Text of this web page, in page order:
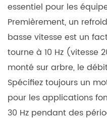
essentiel pour les
Premièrement, un
basse vitesse est un
tourne à 10 Hz (vitesse
monté sur arbre, le
Spécifiez toujours un
pour les applications
30 Hz pendant des